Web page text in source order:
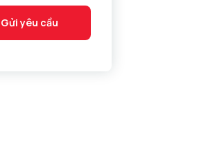
Gửi yêu cầu